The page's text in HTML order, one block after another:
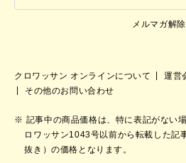
メルマガ解除
クロワッサン オンラインについて 運営
その他のお問い合わせ
記事中の商品価格は、特に表記がない
ロワッサン1043号以前から転載した記
抜き）の価格となります。